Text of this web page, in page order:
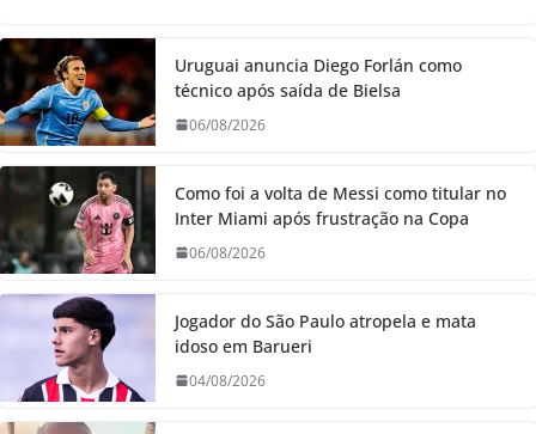
Uruguai anuncia Diego Forlán como
técnico após saída de Bielsa
06/08/2026
Como foi a volta de Messi como titular no
Inter Miami após frustração na Copa
06/08/2026
Jogador do São Paulo atropela e mata
idoso em Barueri
04/08/2026